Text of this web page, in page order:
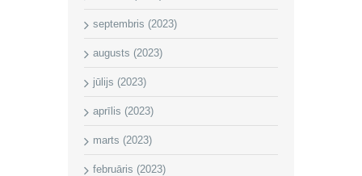
septembris (2023)
augusts (2023)
jūlijs (2023)
aprīlis (2023)
marts (2023)
februāris (2023)